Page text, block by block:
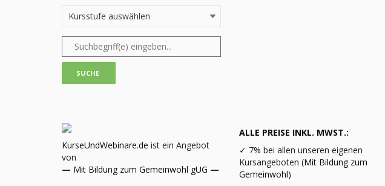
KurseUndWebinare.de ist ein Angebot
von
— Mit Bildung zum Gemeinwohl gUG —
ALLE PREISE INKL. MWST.:
✓ 7% bei allen unseren eigenen
Kursangeboten (Mit Bildung zum
Gemeinwohl)